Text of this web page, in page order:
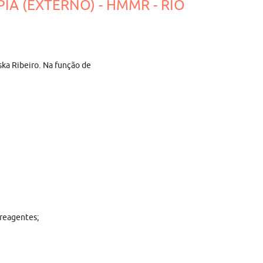
(EXTERNO) - HMMR - RIO
Ribeiro. Na função de